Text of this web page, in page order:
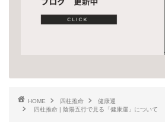
HOME 四柱推命
健康運
四柱推命 | 陰陽五行で見る「健康運」について